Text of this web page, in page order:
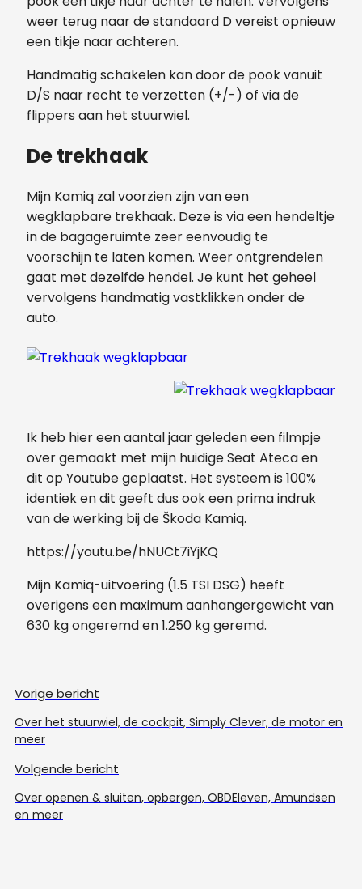
weer terug naar de standaard D vereist opnieuw
een tikje naar achteren.
Handmatig schakelen kan door de pook vanuit
D/S naar recht te verzetten (+/-) of via de
flippers aan het stuurwiel.
De trekhaak
Mijn Kamiq zal voorzien zijn van een
wegklapbare trekhaak. Deze is via een hendeltje
in de bagageruimte zeer eenvoudig te
voorschijn te laten komen. Weer ontgrendelen
gaat met dezelfde hendel. Je kunt het geheel
vervolgens handmatig vastklikken onder de
auto.
Ik heb hier een aantal jaar geleden een filmpje
over gemaakt met mijn huidige Seat Ateca en
dit op Youtube geplaatst. Het systeem is 100%
identiek en dit geeft dus ook een prima indruk
van de werking bij de Škoda Kamiq.
https://youtu.be/hNUCt7iYjKQ
Mijn Kamiq-uitvoering (1.5 TSI DSG) heeft
overigens een maximum aanhangergewicht van
630 kg ongeremd en 1.250 kg geremd.
Vorige bericht
Over het stuurwiel, de cockpit, Simply Clever, de motor en
meer
Volgende bericht
Over openen & sluiten, opbergen, OBDEleven, Amundsen
en meer